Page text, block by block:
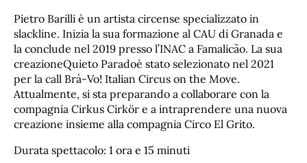
Pietro Barilli è un artista circense specializzato in
slackline. Inizia la sua formazione al CAU di Granada e
la conclude nel 2019 presso l’INAC a Famalicão. La sua
creazioneQuieto Paradoè stato selezionato nel 2021
per la call Brà-Vo! Italian Circus on the Move.
Attualmente, si sta preparando a collaborare con la
compagnia Cirkus Cirkör e a intraprendere una nuova
creazione insieme alla compagnia Circo El Grito.
Durata spettacolo: 1 ora e 15 minuti